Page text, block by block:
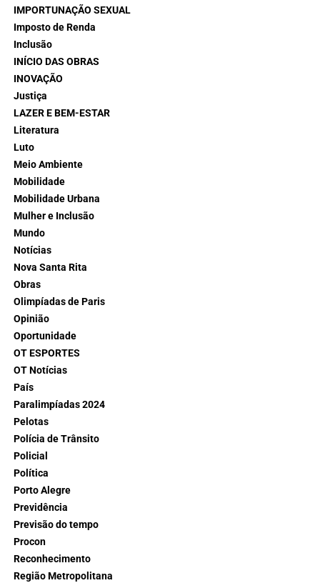
IMPORTUNAÇÃO SEXUAL
Imposto de Renda
Inclusão
INÍCIO DAS OBRAS
INOVAÇÃO
Justiça
LAZER E BEM-ESTAR
Literatura
Luto
Meio Ambiente
Mobilidade
Mobilidade Urbana
Mulher e Inclusão
Mundo
Notícias
Nova Santa Rita
Obras
Olimpíadas de Paris
Opinião
Oportunidade
OT ESPORTES
OT Notícias
País
Paralimpíadas 2024
Pelotas
Polícia de Trânsito
Policial
Política
Porto Alegre
Previdência
Previsão do tempo
Procon
Reconhecimento
Região Metropolitana